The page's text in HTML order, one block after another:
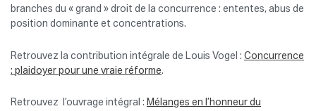
branches du « grand » droit de la concurrence : ententes, abus de
position dominante et concentrations.
Retrouvez la contribution intégrale de Louis Vogel : Concurrence
: plaidoyer pour une vraie réforme.
Retrouvez l’ouvrage intégral : Mélanges en l’honneur du